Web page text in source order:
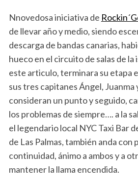
Nnovedosa iniciativa de
de llevar año y medio, siendo
descarga de bandas canarias,
hueco en el circuito de salas de la
este articulo, terminara su etapa
sus tres capitanes Ángel, Juanma
consideran un punto y seguido,
los problemas de siempre…. a la
el legendario local NYC Taxi Bar
de Las Palmas, también anda con
continuidad, ánimo a ambos y a
mantener la llama encendida.